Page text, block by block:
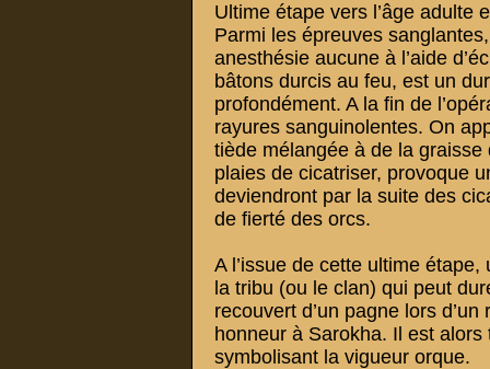
Ultime étape vers l’âge adulte
Parmi les épreuves
anesthésie aucune à l’aide
bâtons durcis au feu, est un
profondément. A la fin de
rayures sanguinolentes. On
tiède mélangée à de la
plaies de cicatriser, provoque
deviendront par la suite des
de fierté des orcs.
A l’issue de cette ultime
la tribu (ou le clan) qui peut
recouvert d’un pagne lors
honneur à Sarokha. Il est
symbolisant la vigueur orque.